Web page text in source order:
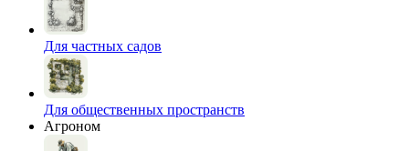
Для частных садов
Для общественных пространств
Агроном